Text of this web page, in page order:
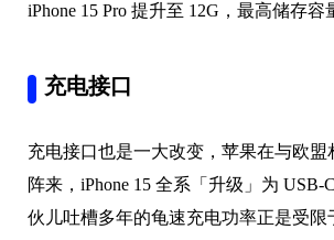
iPhone 15 Pro 提升至 12G，最高储存容
充电接口
充电接口也是一大改变，苹果在与欧盟
阵来，iPhone 15 全系「升级」为 USB-
伙儿吐槽多年的龟速充电功率正是受限